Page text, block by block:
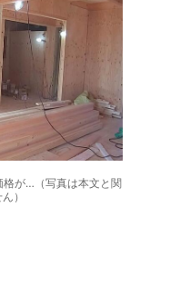
格が…（写真は本文と関
）